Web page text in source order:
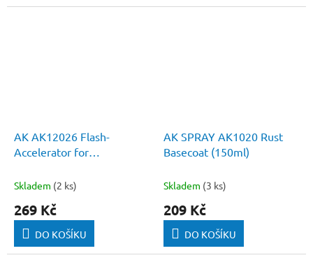
AK AK12026 Flash-
Accelerator for
SPRAY
Skladem (2 ks)
269 Kč
DO KOŠÍKU
AK SPRAY AK1020 Rust
Basecoat (150ml)
Skladem (3 ks)
209 Kč
DO KOŠÍKU